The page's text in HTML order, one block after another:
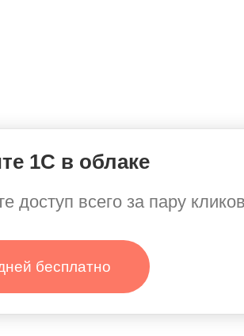
1С в облаке
доступ всего за пару
бесплатно